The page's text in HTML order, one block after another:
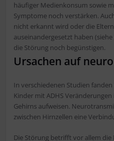
häufiger Medienkonsum sowie
Symptome noch verstärken.
nicht erkannt wird oder die
auseinandergesetzt haben
die Störung noch begünstigen.
Ursachen auf
In verschiedenen Studien
Kinder mit ADHS
Gehirns aufweisen.
zwischen Hirnzellen eine
Die Störung betrifft vor allem